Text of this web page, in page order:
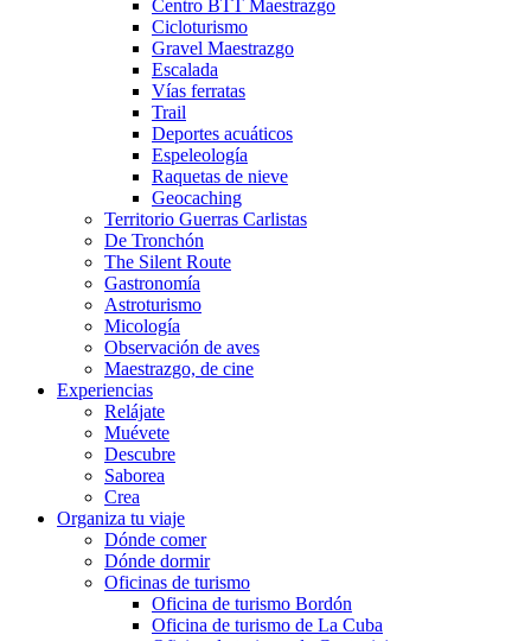
Centro BTT Maestrazgo
Cicloturismo
Gravel Maestrazgo
Escalada
Vías ferratas
Trail
Deportes acuáticos
Espeleología
Raquetas de nieve
Geocaching
Territorio Guerras Carlistas
De Tronchón
The Silent Route
Gastronomía
Astroturismo
Micología
Observación de aves
Maestrazgo, de cine
Experiencias
Relájate
Muévete
Descubre
Saborea
Crea
Organiza tu viaje
Dónde comer
Dónde dormir
Oficinas de turismo
Oficina de turismo Bordón
Oficina de turismo de La Cuba